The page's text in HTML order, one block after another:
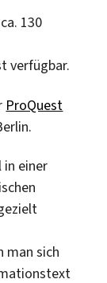
130
verfügbar.
ProQuest
in einer
man sich